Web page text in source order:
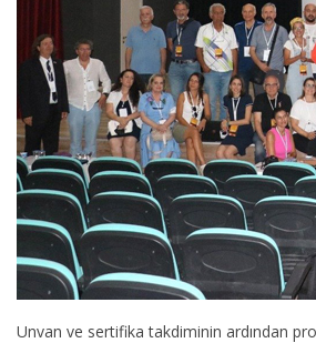
Unvan ve sertifika takdiminin ardından